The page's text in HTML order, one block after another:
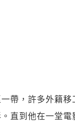
帶，許多外籍
直到他在一堂電